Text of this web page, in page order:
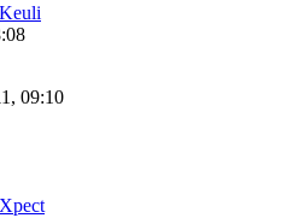
Keuli
09:10
Xpect